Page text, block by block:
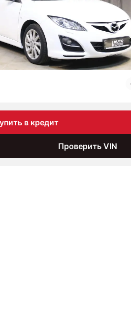
в кредит
Проверить VIN